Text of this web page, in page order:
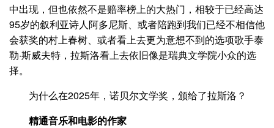
中出现，但也依然不是赔率榜上的大热门，相较于已经高达
95岁的叙利亚诗人阿多尼斯、或者陪跑到我们已经不相信他
会获奖的村上春树、或者看上去更为意想不到的选项歌手泰
勒·斯威夫特，拉斯洛看上去依旧像是瑞典文学院小众的选
择。
为什么在2025年，诺贝尔文学奖，颁给了拉斯洛？
精通音乐和电影的作家